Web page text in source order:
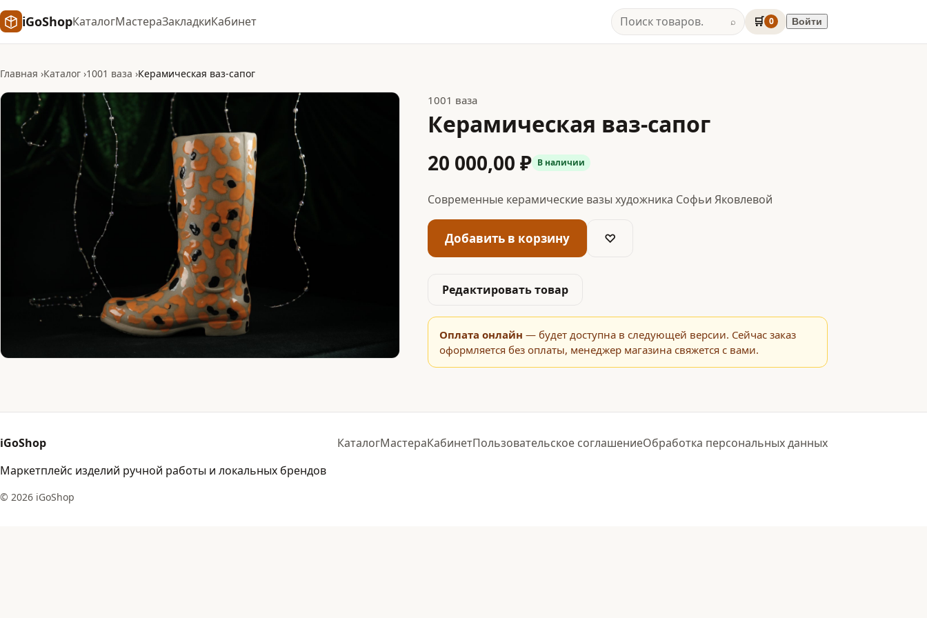
iGoShopКаталогМастераЗакладкиКабинет ⌕ 🛒 0 Войти
Главная Каталог 1001 ваза Керамическая ваз-сапог
1001 ваза
Керамическая ваз-сапог
20 000,00 ₽ В наличии
Современные керамические вазы художника Софьи Яковлевой
Добавить в корзину ♡
Редактировать товар
Оплата онлайн — будет доступна в следующей версии. Сейчас заказ
оформляется без оплаты, менеджер магазина свяжется с вами.
iGoShop
Маркетплейс изделий ручной работы и локальных брендов
КаталогМастераКабинетПользовательское соглашениеОбработка персональных данных
© 2026 iGoShop